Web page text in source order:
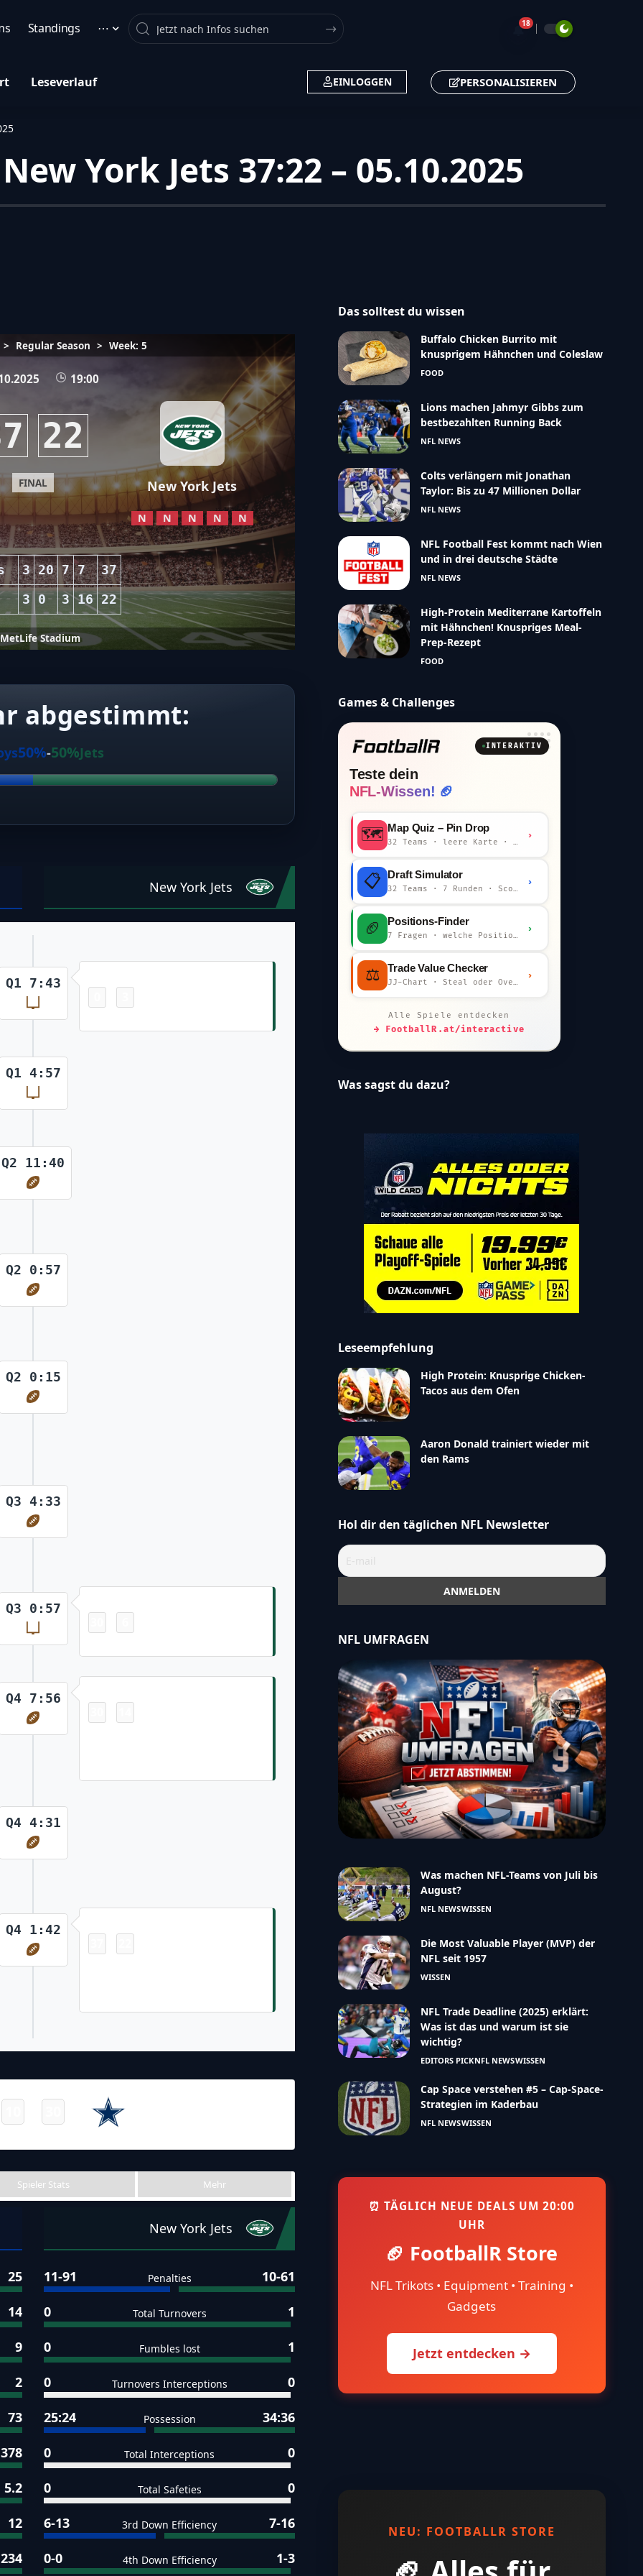
Standings ⋯ Search 🔔18
Leseverlauf EINLOGGEN PERSONALISIEREN
York Jets 37:22 – 05.10.2025
> Regular Season > Week: 5
19:00
22
FINAL New York Jets
N N N N N
3 20 7 7
37
3 0 3 16 22
MetLife Stadium
abgestimmt:
50%-50%Jets
New York Jets
Q1 7:43
Q1 4:57
Q2 11:40
Q2 0:57
Q2 0:15
Q3 4:33
Q3 0:57
Q4 7:56
Q4 4:31
Q4 1:42
Spieler Stats Mehr
New York Jets
25
14
9
2
73
378
5.2
12
234
11-91 Penalties 10-61
0 Total Turnovers 1
0 Fumbles lost 1
0 Turnovers Interceptions 0
25:24 Possession 34:36
0 Total Interceptions 0
0 Total Safeties 0
6-13 3rd Down Efficiency 7-16
0-0 4th Down Efficiency 1-3
Das solltest du wissen
Buffalo Chicken Burrito mit
knusprigem Hähnchen und Coleslaw
FOOD
Lions machen Jahmyr Gibbs zum
bestbezahlten Running Back
NFL NEWS
Colts verlängern mit Jonathan
Taylor: Bis zu 47 Millionen Dollar
NFL NEWS
NFL Football Fest kommt nach Wien
und in drei deutsche Städte
NFL NEWS
High-Protein Mediterrane Kartoffeln
mit Hähnchen! Knuspriges Meal-
Prep-Rezept
FOOD
Games & Challenges
INTERAKTIV
Teste dein
NFL-Wissen! 🏈
🗺️ Map Quiz – Pin Drop
›
📋 Draft Simulator
›
🏈 Positions-Finder
›
⚖️ Trade Value Checker
›
Alle Spiele entdecken
→ FootballR.at/interactive
Was sagst du dazu?
Leseempfehlung
High Protein: Knusprige Chicken-
Tacos aus dem Ofen
Aaron Donald trainiert wieder mit
den Rams
Hol dir den täglichen NFL Newsletter
NFL UMFRAGEN
Was machen NFL-Teams von Juli bis
August?
NFL NEWSWISSEN
Die Most Valuable Player (MVP) der
NFL seit 1957
WISSEN
NFL Trade Deadline (2025) erklärt:
Was ist das und warum ist sie
wichtig?
EDITORS PICKNFL NEWSWISSEN
Cap Space verstehen #5 – Cap-Space-
Strategien im Kaderbau
NFL NEWSWISSEN
⏰ TÄGLICH NEUE DEALS UM 20:00
UHR
🏈 FootballR Store
NFL Trikots • Equipment • Training •
Gadgets
Jetzt entdecken →
NEU: FOOTBALLR STORE